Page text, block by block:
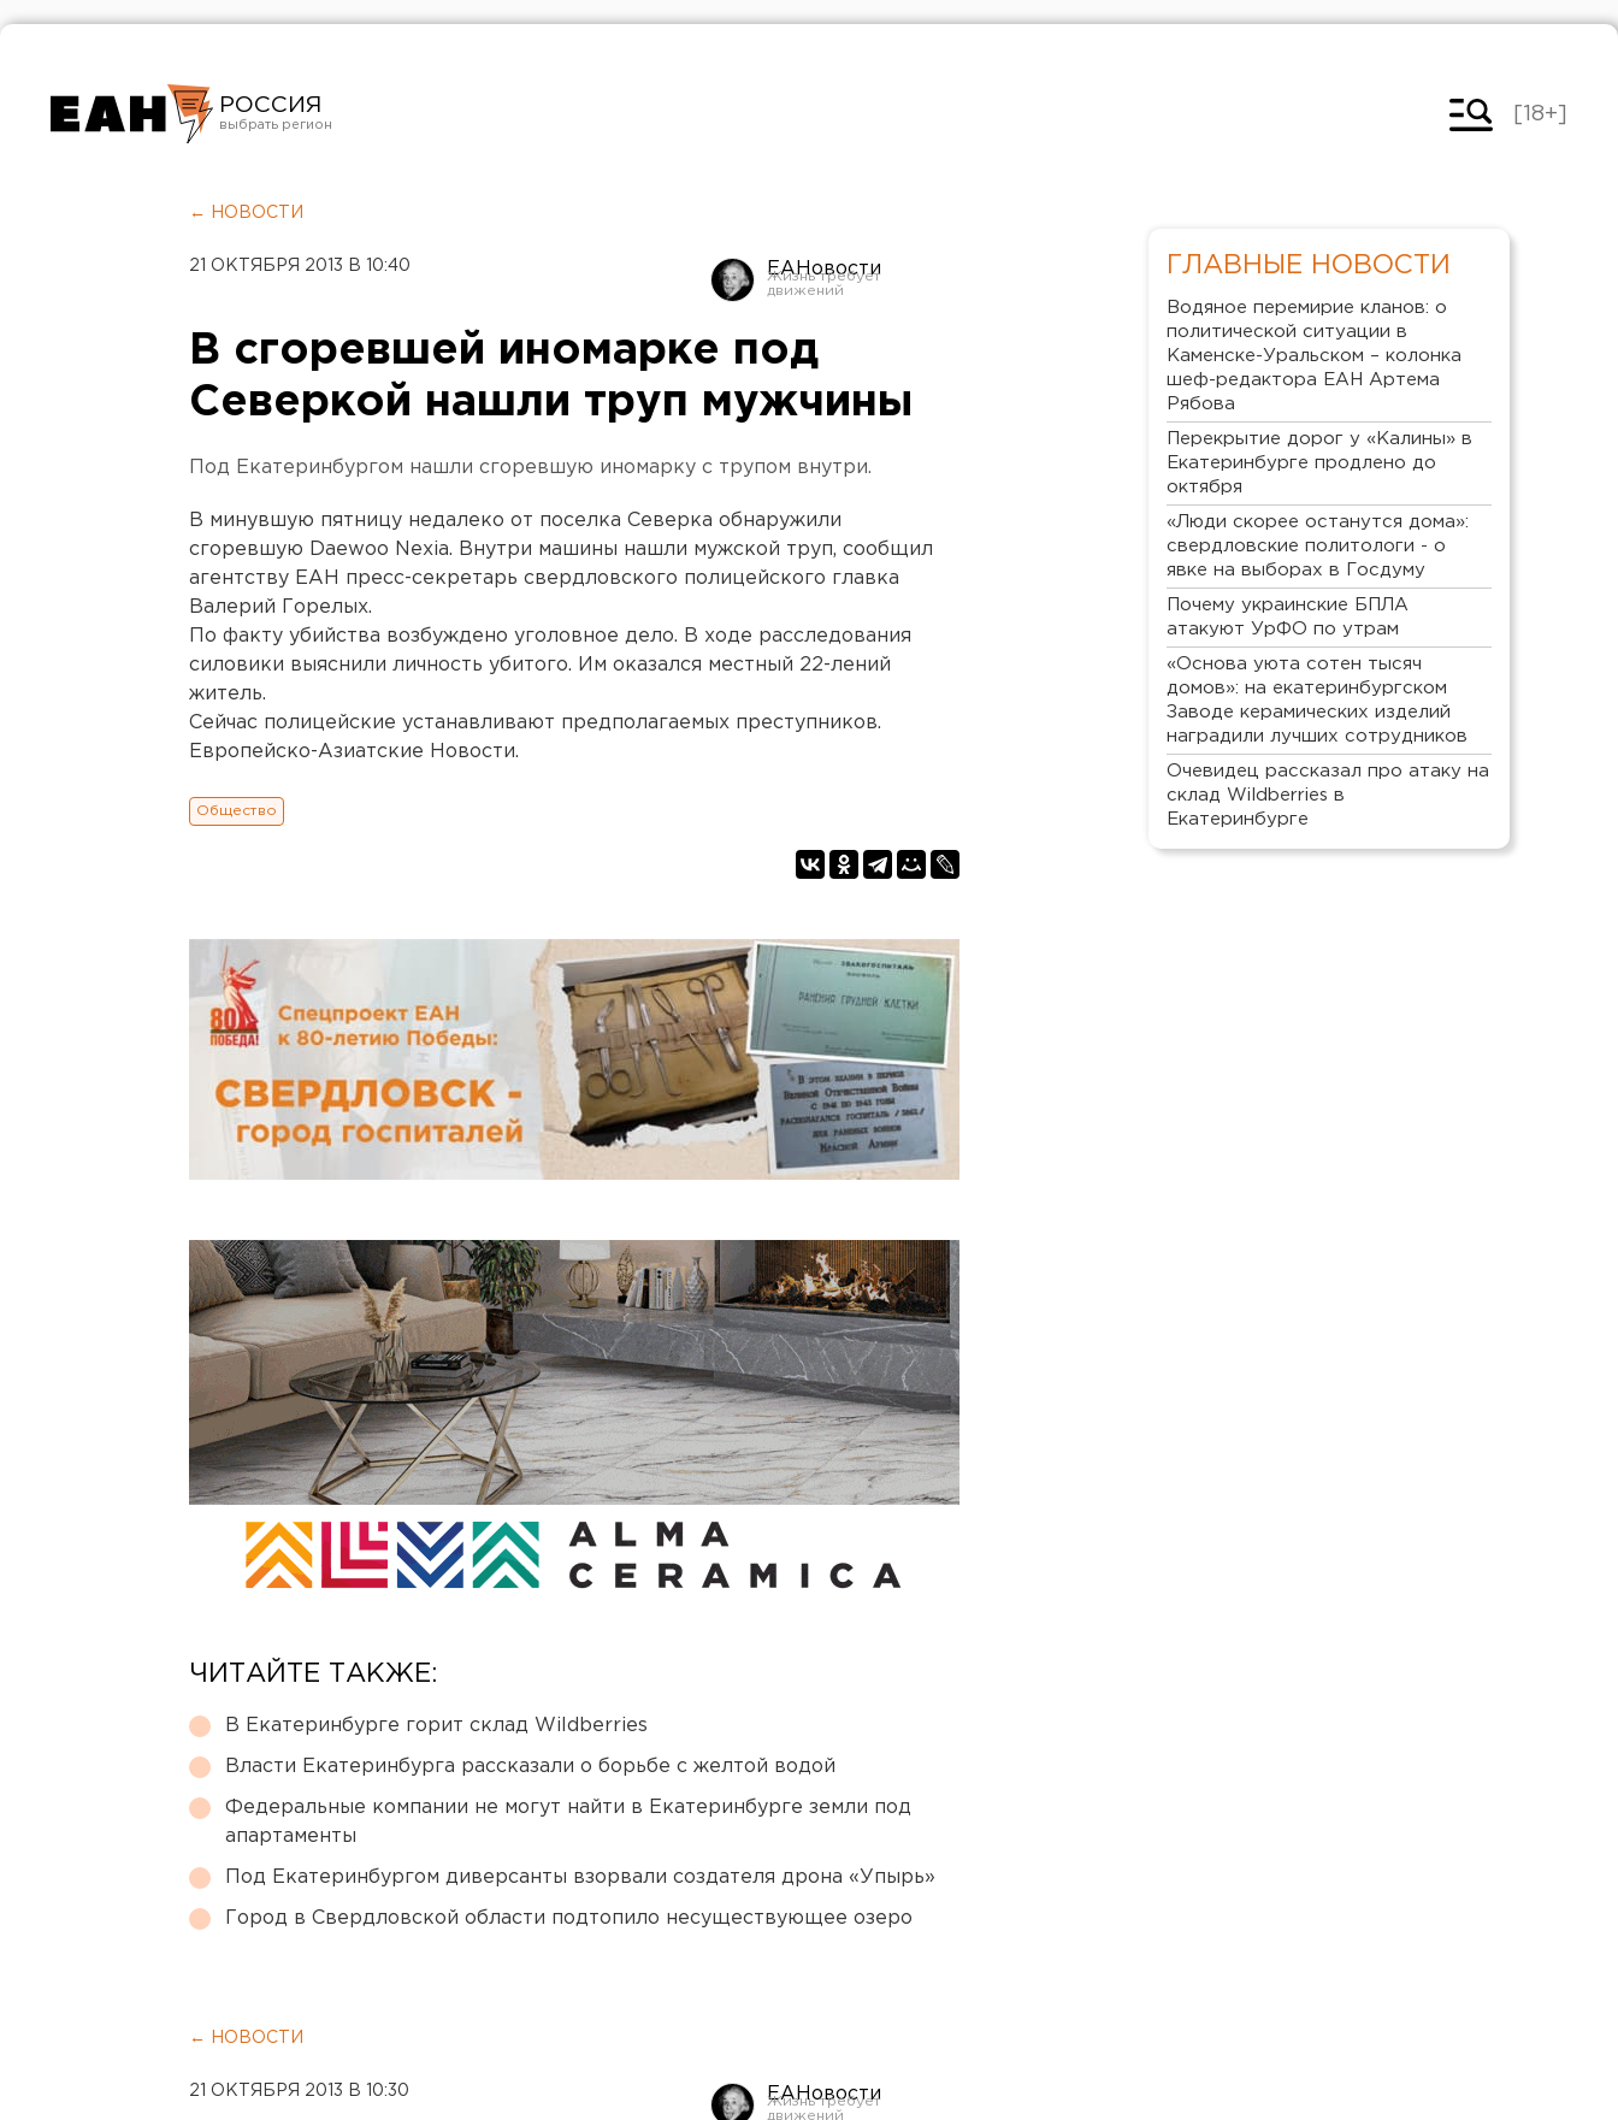
РОССИЯ
Челябинск
[18+]
← НОВОСТИ
21 ОКТЯБРЯ 2013 В 10:40 ЕАНовости
В сгоревшей иномарке под
Северкой нашли труп мужчины
Под Екатеринбургом нашли сгоревшую иномарку с трупом внутри.
В минувшую пятницу недалеко от поселка Северка обнаружили
сгоревшую Daewoo Nexia. Внутри машины нашли мужской труп, сообщил
агентству ЕАН пресс-секретарь свердловского полицейского главка
Валерий Горелых.
По факту убийства возбуждено уголовное дело. В ходе расследования
силовики выяснили личность убитого. Им оказался местный 22-лений
житель.
Сейчас полицейские устанавливают предполагаемых преступников.
Европейско-Азиатские Новости.
Общество
ЧИТАЙТЕ ТАКЖЕ:
В Екатеринбурге горит склад Wildberries
Власти Екатеринбурга рассказали о борьбе с желтой водой
Федеральные компании не могут найти в Екатеринбурге земли под
апартаменты
Под Екатеринбургом диверсанты взорвали создателя дрона «Упырь»
Город в Свердловской области подтопило несуществующее озеро
← НОВОСТИ
21 ОКТЯБРЯ 2013 В 10:30 ЕАНовости
ГЛАВНЫЕ НОВОСТИ
Водяное перемирие кланов: о
политической ситуации в
Каменске-Уральском – колонка
шеф-редактора ЕАН Артема
Рябова
Перекрытие дорог у «Калины» в
Екатеринбурге продлено до
октября
«Люди скорее останутся дома»:
свердловские политологи - о
явке на выборах в Госдуму
Почему украинские БПЛА
атакуют УрФО по утрам
«Основа уюта сотен тысяч
домов»: на екатеринбургском
Заводе керамических изделий
наградили лучших сотрудников
Очевидец рассказал про атаку на
склад Wildberries в
Екатеринбурге